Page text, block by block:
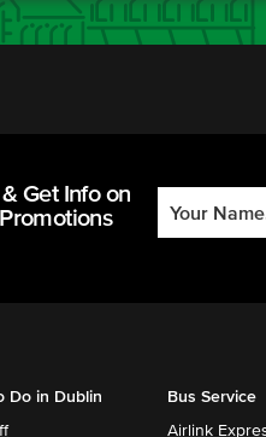
Get Info on
Do in Dublin
Bus Service
Airlink